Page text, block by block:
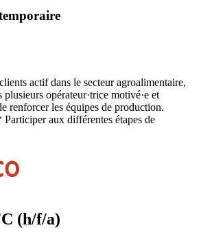
actif dans le secteur agroalimentaire,
plusieurs opérateur·trice motivé·e et
renforcer les équipes de production.
Participer aux différentes étapes de
(h/f/a)